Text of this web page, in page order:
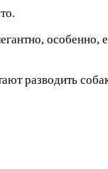
разводить